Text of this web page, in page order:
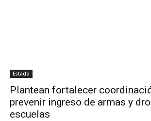
Estado
Plantean fortalecer
prevenir ingreso de armas y
escuelas